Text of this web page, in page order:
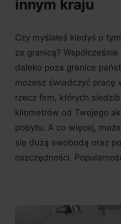
innym kraju
Czy myślałeś kiedyś o
za granicą?
daleko poza granice
możesz świadczyć pracę
rzecz firm, których
kilometrów od Twojego
pobytu. A co więcej,
się dużą swobodą oraz
oszczędności.